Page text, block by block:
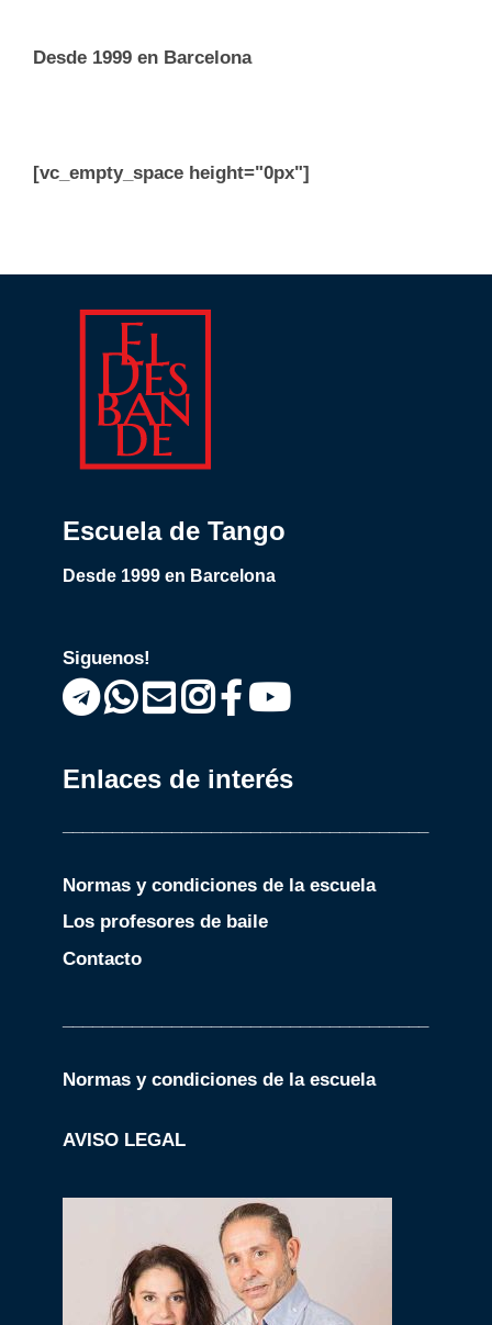
Desde 1999 en Barcelona
[vc_empty_space height="0px"]
Escuela de Tango
Desde 1999 en Barcelona
Siguenos!
Enlaces de interés
Normas y condiciones de la escuela
Los profesores de baile
Contacto
Normas y condiciones de la escuela
AVISO LEGAL